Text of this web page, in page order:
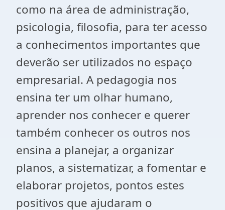
como na área de administração,
psicologia, filosofia, para ter acesso
a conhecimentos importantes que
deverão ser utilizados no espaço
empresarial. A pedagogia nos
ensina ter um olhar humano,
aprender nos conhecer e querer
também conhecer os outros nos
ensina a planejar, a organizar
planos, a sistematizar, a fomentar e
elaborar projetos, pontos estes
positivos que ajudaram o